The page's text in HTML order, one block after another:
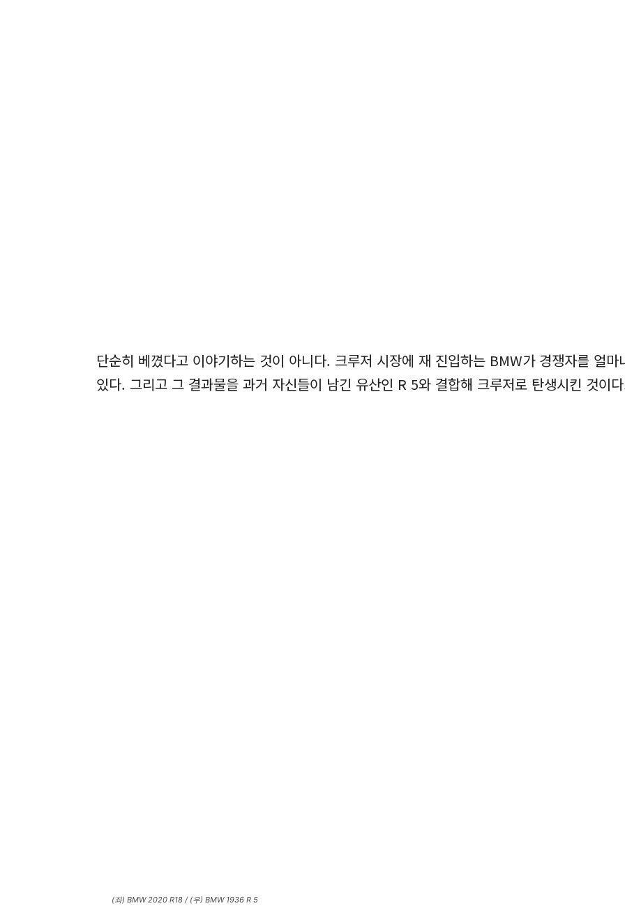
단순히 베꼈다고 이야기하는 것이 아니다. 크루저 시장에 재 진입하는 BMW가 경쟁자를 얼
있다. 그리고 그 결과물을 과거 자신들이 남긴 유산인 R 5와 결합해 크루저로 탄생시킨 것이
(좌) BMW 2020 R18 / (우) BMW 1936 R 5